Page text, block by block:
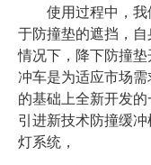
使用过程中，我
于防撞垫的遮挡，
情况下，降下防撞
冲车是为适应市场
的基础上全新开发
引进新技术防撞缓
灯系统，